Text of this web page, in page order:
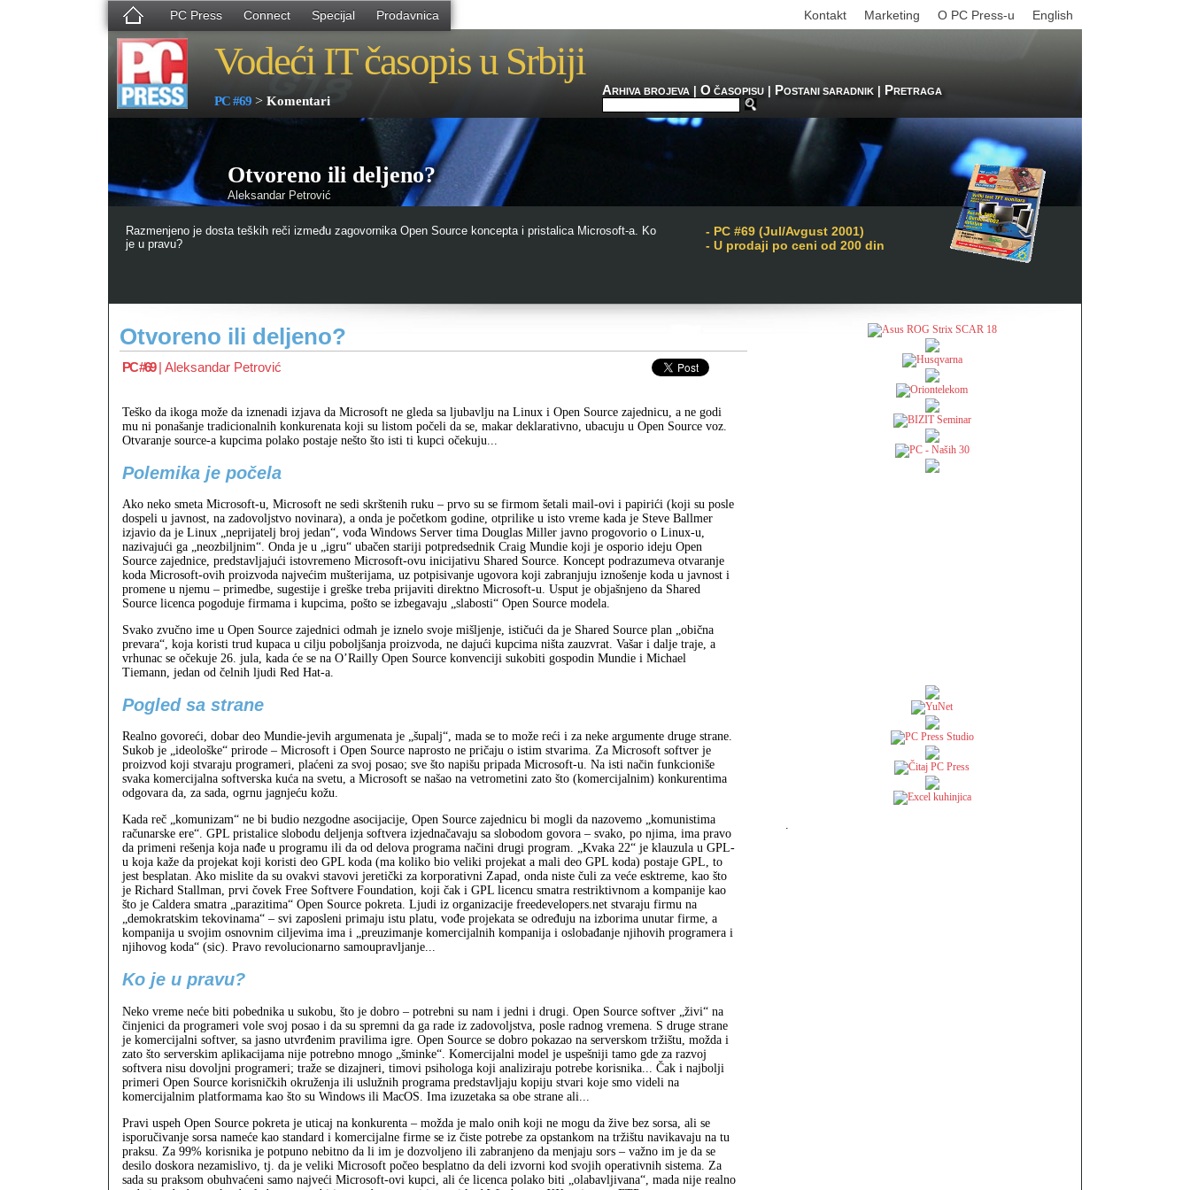
PC Press Connect Specijal Prodavnica English
O PC Press-u
Marketing
Kontakt
Vodeći IT časopis u Srbiji
PC #69 > Komentari
ARHIVA BROJEVA| O ČASOPISU| POSTANI SARADNIK| PRETRAGA
Otvoreno ili deljeno?
Aleksandar Petrović
Razmenjeno je dosta teških reči između zagovornika Open Source koncepta i pristalica Microsoft-a. Ko
je u pravu?
- PC #69 (Jul/Avgust 2001)
- U prodaji po ceni od 200 din
Otvoreno ili deljeno?
PC #69| Aleksandar Petrović
Teško da ikoga može da iznenadi izjava da Microsoft ne gleda sa ljubavlju na Linux i Open Source zajednicu, a ne godi
mu ni ponašanje tradicionalnih konkurenata koji su listom počeli da se, makar deklarativno, ubacuju u Open Source voz.
Otvaranje source-a kupcima polako postaje nešto što isti ti kupci očekuju...
Polemika je počela
Ako neko smeta Microsoft-u, Microsoft ne sedi skrštenih ruku – prvo su se firmom šetali mail-ovi i papirići (koji su posle
dospeli u javnost, na zadovoljstvo novinara), a onda je početkom godine, otprilike u isto vreme kada je Steve Ballmer
izjavio da je Linux „neprijatelj broj jedan“, vođa Windows Server tima Douglas Miller javno progovorio o Linux-u,
nazivajući ga „neozbiljnim“. Onda je u „igru“ ubačen stariji potpredsednik Craig Mundie koji je osporio ideju Open
Source zajednice, predstavljajući istovremeno Microsoft-ovu inicijativu Shared Source. Koncept podrazumeva otvaranje
koda Microsoft-ovih proizvoda najvećim mušterijama, uz potpisivanje ugovora koji zabranjuju iznošenje koda u javnost i
promene u njemu – primedbe, sugestije i greške treba prijaviti direktno Microsoft-u. Usput je objašnjeno da Shared
Source licenca pogoduje firmama i kupcima, pošto se izbegavaju „slabosti“ Open Source modela.
Svako zvučno ime u Open Source zajednici odmah je iznelo svoje mišljenje, ističući da je Shared Source plan „obična
prevara“, koja koristi trud kupaca u cilju poboljšanja proizvoda, ne dajući kupcima ništa zauzvrat. Vašar i dalje traje, a
vrhunac se očekuje 26. jula, kada će se na O’Railly Open Source konvenciji sukobiti gospodin Mundie i Michael
Tiemann, jedan od čelnih ljudi Red Hat-a.
Pogled sa strane
Realno govoreći, dobar deo Mundie-jevih argumenata je „šupalj“, mada se to može reći i za neke argumente druge strane.
Sukob je „ideološke“ prirode – Microsoft i Open Source naprosto ne pričaju o istim stvarima. Za Microsoft softver je
proizvod koji stvaraju programeri, plaćeni za svoj posao; sve što napišu pripada Microsoft-u. Na isti način funkcioniše
svaka komercijalna softverska kuća na svetu, a Microsoft se našao na vetrometini zato što (komercijalnim) konkurentima
odgovara da, za sada, ogrnu jagnjeću kožu.
Kada reč „komunizam“ ne bi budio nezgodne asocijacije, Open Source zajednicu bi mogli da nazovemo „komunistima
računarske ere“. GPL pristalice slobodu deljenja softvera izjednačavaju sa slobodom govora – svako, po njima, ima pravo
da primeni rešenja koja nađe u programu ili da od delova programa načini drugi program. „Kvaka 22“ je klauzula u GPL-
u koja kaže da projekat koji koristi deo GPL koda (ma koliko bio veliki projekat a mali deo GPL koda) postaje GPL, to
jest besplatan. Ako mislite da su ovakvi stavovi jeretički za korporativni Zapad, onda niste čuli za veće esktreme, kao što
je Richard Stallman, prvi čovek Free Softvere Foundation, koji čak i GPL licencu smatra restriktivnom a kompanije kao
što je Caldera smatra „parazitima“ Open Source pokreta. Ljudi iz organizacije freedevelopers.net stvaraju firmu na
„demokratskim tekovinama“ – svi zaposleni primaju istu platu, vođe projekata se određuju na izborima unutar firme, a
kompanija u svojim osnovnim ciljevima ima i „preuzimanje komercijalnih kompanija i oslobađanje njihovih programera i
njihovog koda“ (sic). Pravo revolucionarno samoupravljanje...
Ko je u pravu?
Neko vreme neće biti pobednika u sukobu, što je dobro – potrebni su nam i jedni i drugi. Open Source softver „živi“ na
činjenici da programeri vole svoj posao i da su spremni da ga rade iz zadovoljstva, posle radnog vremena. S druge strane
je komercijalni softver, sa jasno utvrđenim pravilima igre. Open Source se dobro pokazao na serverskom tržištu, možda i
zato što serverskim aplikacijama nije potrebno mnogo „šminke“. Komercijalni model je uspešniji tamo gde za razvoj
softvera nisu dovoljni programeri; traže se dizajneri, timovi psihologa koji analiziraju potrebe korisnika... Čak i najbolji
primeri Open Source korisničkih okruženja ili uslužnih programa predstavljaju kopiju stvari koje smo videli na
komercijalnim platformama kao što su Windows ili MacOS. Ima izuzetaka sa obe strane ali...
Pravi uspeh Open Source pokreta je uticaj na konkurenta – možda je malo onih koji ne mogu da žive bez sorsa, ali se
isporučivanje sorsa nameće kao standard i komercijalne firme se iz čiste potrebe za opstankom na tržištu navikavaju na tu
praksu. Za 99% korisnika je potpuno nebitno da li im je dozvoljeno ili zabranjeno da menjaju sors – važno im je da se
desilo doskora nezamislivo, tj. da je veliki Microsoft počeo besplatno da deli izvorni kod svojih operativnih sistema. Za
sada su praksom obuhvaćeni samo najveći Microsoft-ovi kupci, ali će licenca polako biti „olabavljivana“, mada nije realno
.